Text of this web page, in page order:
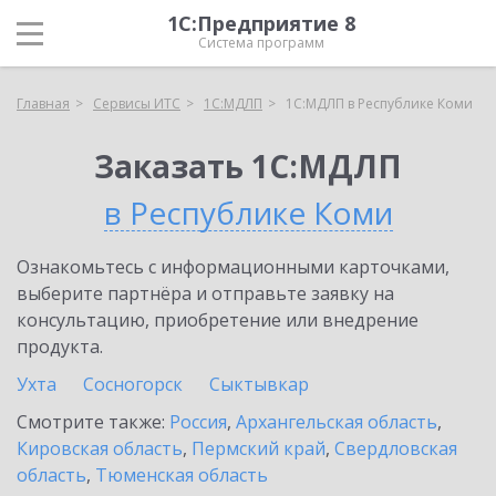
1С:Предприятие 8
Система программ
Главная Сервисы ИТС 1С:МДЛП 1С:МДЛП в Республике Коми
Заказать 1С:МДЛП
в Республике Коми
Ознакомьтесь с информационными карточками,
выберите партнёра и отправьте заявку на
консультацию, приобретение или внедрение
продукта.
Ухта
Сосногорск
Сыктывкар
Смотрите также: Россия, Архангельская область,
Кировская область, Пермский край, Свердловская
область, Тюменская область